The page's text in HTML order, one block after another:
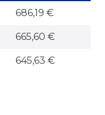
686,19 €
665,60 €
645,63 €